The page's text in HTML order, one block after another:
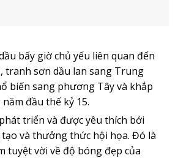
bấy giờ chủ yếu liên quan đến
tranh sơn dầu lan sang Trung
biến sang phương Tây và khắp
đầu thế kỷ 15.
triển và được yêu thích bởi
và thưởng thức hội họa. Đó là
tuyệt vời về độ bóng đẹp của